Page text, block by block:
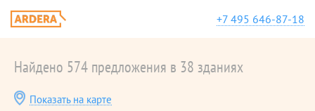
+7 495 646-87-18
Найдено 574 предложения в 38 зданиях
Показать на карте